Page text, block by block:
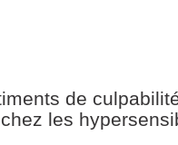
de
chez les